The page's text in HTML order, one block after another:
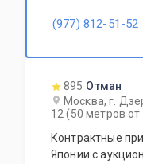
(977) 812-51-52
895 Отман
Москва, г.
12 (50 метров
Контрактные
Японии с